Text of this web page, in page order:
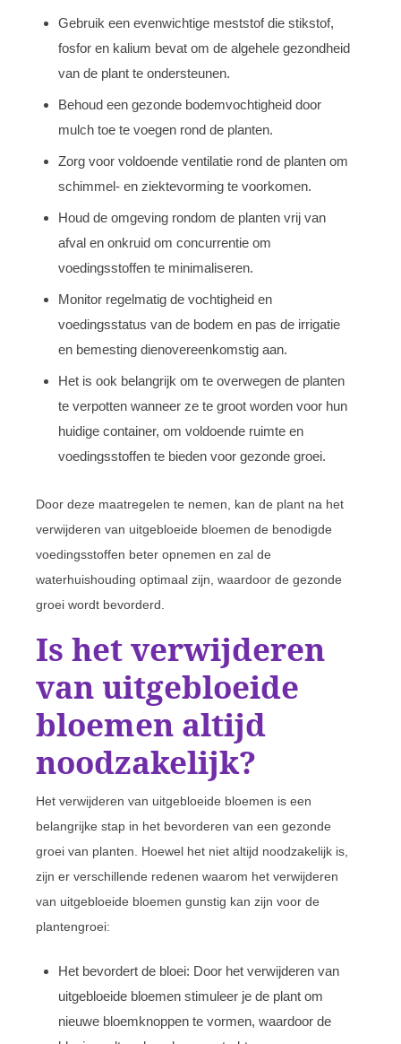
Gebruik een evenwichtige meststof die stikstof,
fosfor en kalium bevat om de algehele gezondheid
van de plant te ondersteunen.
Behoud een gezonde bodemvochtigheid door
mulch toe te voegen rond de planten.
Zorg voor voldoende ventilatie rond de planten om
schimmel- en ziektevorming te voorkomen.
Houd de omgeving rondom de planten vrij van
afval en onkruid om concurrentie om
voedingsstoffen te minimaliseren.
Monitor regelmatig de vochtigheid en
voedingsstatus van de bodem en pas de irrigatie
en bemesting dienovereenkomstig aan.
Het is ook belangrijk om te overwegen de planten
te verpotten wanneer ze te groot worden voor hun
huidige container, om voldoende ruimte en
voedingsstoffen te bieden voor gezonde groei.
Door deze maatregelen te nemen, kan de plant na het
verwijderen van uitgebloeide bloemen de benodigde
voedingsstoffen beter opnemen en zal de
waterhuishouding optimaal zijn, waardoor de gezonde
groei wordt bevorderd.
Is het verwijderen
van uitgebloeide
bloemen altijd
noodzakelijk?
Het verwijderen van uitgebloeide bloemen is een
belangrijke stap in het bevorderen van een gezonde
groei van planten. Hoewel het niet altijd noodzakelijk is,
zijn er verschillende redenen waarom het verwijderen
van uitgebloeide bloemen gunstig kan zijn voor de
plantengroei:
Het bevordert de bloei: Door het verwijderen van
uitgebloeide bloemen stimuleer je de plant om
nieuwe bloemknoppen te vormen, waardoor de